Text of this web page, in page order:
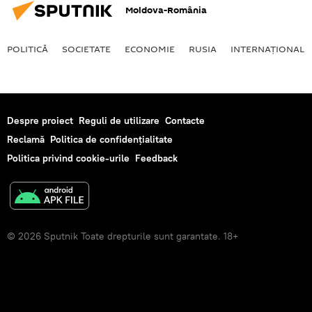
Moldova-România
POLITICĂ SOCIETATE ECONOMIE RUSIA INTERNAŢIONAL
Despre proiect Reguli de utilizare Contacte
Reclamă Politica de confidențialitate
Politica privind cookie-urile Feedback
© 2026 Sputnik Toate drepturile sunt garantate. 18+